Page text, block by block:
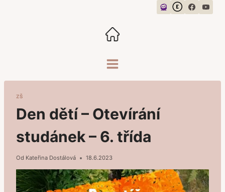
ZŠ
Den dětí – Otevírání
studánek – 6. třída
Od Kateřina Dostálová 18.6.2023